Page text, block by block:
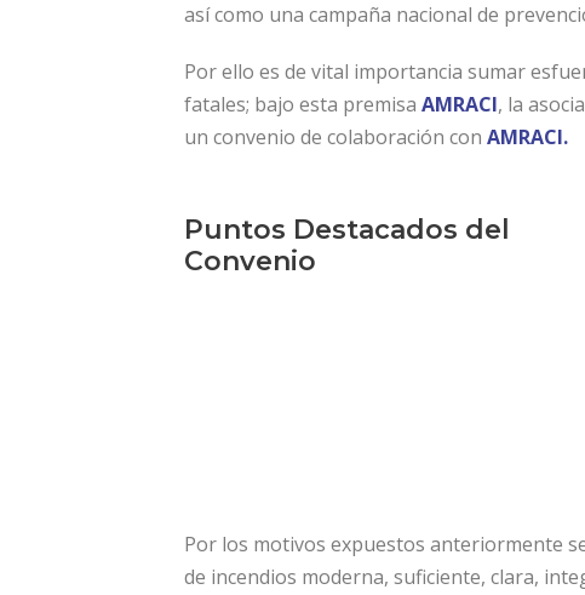
así como una campaña nacional de
Por ello es de vital importancia sumar
fatales; bajo esta premisa AMRACI, la
un convenio de colaboración con AMRACI.
Puntos Destacados del
Convenio
Por los motivos expuestos anteriormente
de incendios moderna, suficiente, clara,